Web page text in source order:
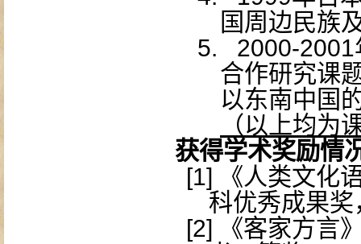
国周边民族
5.
2000-2001
合作研究课
以东南中国
（以上均为
获得学术奖励情
[1]
《人类文化
科优秀成果奖
[2]
《客家方言